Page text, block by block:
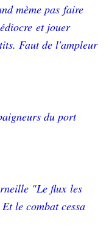
mème pas faire
et jouer
Faut de l'ampleur
du port
"Le flux les
le combat cessa